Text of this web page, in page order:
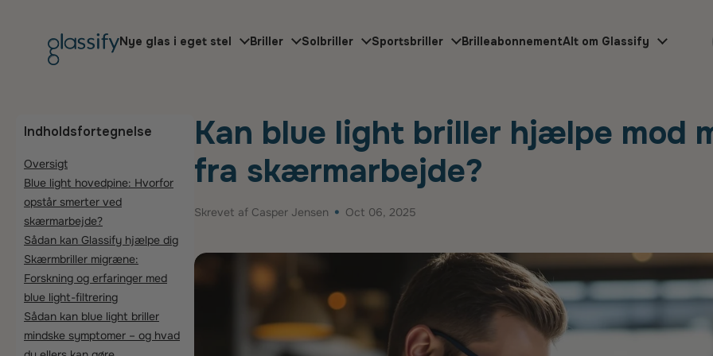
Nye glas i eget stel Briller Solbriller Sportsbriller BrilleabonnementAlt om Glassify
Kan blue light briller hjælpe
Indholdsfortegnelse
Oversigt
Blue light hovedpine: Hvorfor
opstår smerter ved
skærmarbejde?
Sådan kan Glassify hjælpe dig
Skærmbriller migræne:
Forskning og erfaringer med
blue light-filtrering
Sådan kan blue light briller
mindske symptomer – og hvad
Kan blue light briller hjælpe mod
fra skærmarbejde?
Skrevet af Casper Jensen Oct 06, 2025